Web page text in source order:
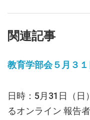
関連記事
教育学部会５月３
日時：5月31日（日
るオンライン 報告